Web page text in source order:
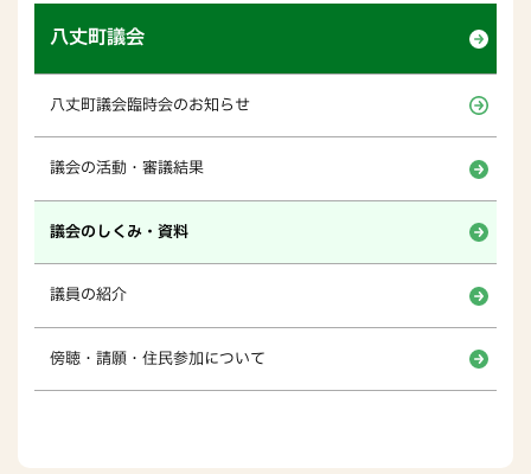
八丈町議会
八丈町議会臨時会のお知らせ
議会の活動・審議結果
議会のしくみ・資料
議員の紹介
傍聴・請願・住民参加について